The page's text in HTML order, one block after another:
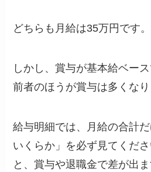
どちらも月給は35万円です。
しかし、賞与が基本給ベー
前者のほうが賞与は多くなり
給与明細では、月給の合計
いくらか」を必ず見てくだ
と、賞与や退職金で差が出ま